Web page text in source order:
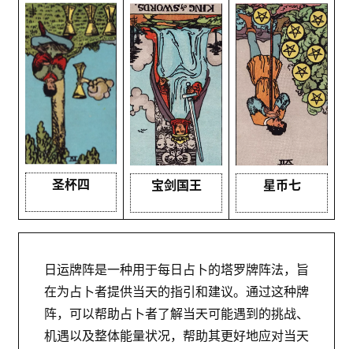
圣杯四 宝剑国王 星币七
日运牌阵是一种用于每日占卜的塔罗牌阵法，旨
在为占卜者提供当天的指引和建议。通过这种牌
阵，可以帮助占卜者了解当天可能遇到的挑战、
机遇以及整体能量状况，帮助其更好地应对当天